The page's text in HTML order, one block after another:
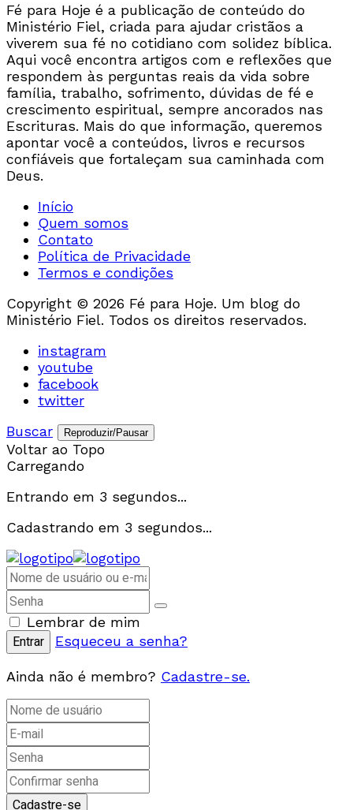
Fé para Hoje é a publicação de conteúdo do
Ministério Fiel, criada para ajudar cristãos a
viverem sua fé no cotidiano com solidez bíblica.
Aqui você encontra artigos com e reflexões que
respondem às perguntas reais da vida sobre
família, trabalho, sofrimento, dúvidas de fé e
crescimento espiritual, sempre ancorados nas
Escrituras. Mais do que informação, queremos
apontar você a conteúdos, livros e recursos
confiáveis que fortaleçam sua caminhada com
Deus.
Início
Quem somos
Contato
Política de Privacidade
Termos e condições
Copyright © 2026 Fé para Hoje. Um blog do
Ministério Fiel. Todos os direitos reservados.
instagram
youtube
facebook
twitter
Buscar
Reproduzir/Pausar
Voltar ao Topo
Carregando
Entrando em 3 segundos...
Cadastrando em 3 segundos...
Lembrar de mim
Esqueceu a senha?
Ainda não é membro? Cadastre-se.